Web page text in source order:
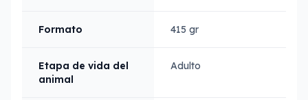
Formato 415 gr
Etapa de vida del
animal
Adulto